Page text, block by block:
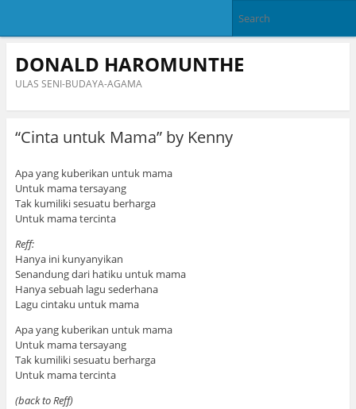
DONALD HAROMUNTHE
ULAS SENI-BUDAYA-AGAMA
“Cinta untuk Mama” by Kenny
Apa yang kuberikan untuk mama
Untuk mama tersayang
Tak kumiliki sesuatu berharga
Untuk mama tercinta
Reff:
Hanya ini kunyanyikan
Senandung dari hatiku untuk mama
Hanya sebuah lagu sederhana
Lagu cintaku untuk mama
Apa yang kuberikan untuk mama
Untuk mama tersayang
Tak kumiliki sesuatu berharga
Untuk mama tercinta
(back to Reff)